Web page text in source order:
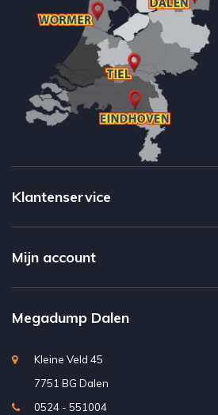
Klantenservice
Mijn account
Megadump Dalen
Kleine Veld 45
7751 BG Dalen
0524 - 551004